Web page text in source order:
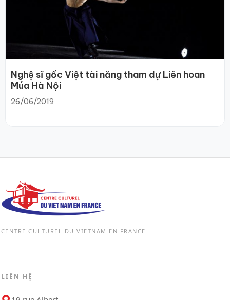
Nghệ sĩ gốc Việt tài năng tham dự Liên hoan
Múa Hà Nội
26/06/2019
CENTRE CULTUREL DU VIETNAM EN FRANCE
LIÊN HỆ